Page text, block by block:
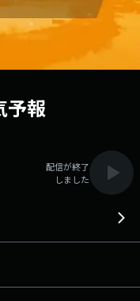
予報
配信が終了
しました